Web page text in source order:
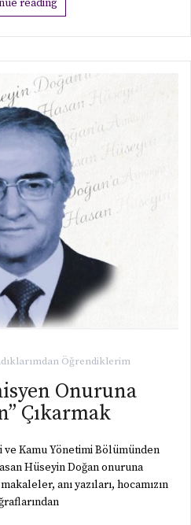
Öğrendiklerim
Onuruna
Çıkarmak
Kamu Yönetimi Bölümünden
Hüseyin Doğan onuruna